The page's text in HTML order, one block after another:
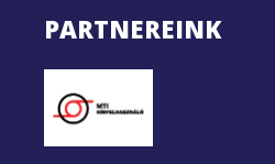
PARTNEREINK